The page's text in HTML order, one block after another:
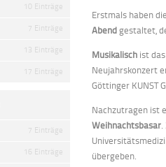
Erstmals haben
Abendgestaltet,
Musikalisch ist
Neujahrskonzert
Göttinger KUNST
Nachzutragen ist
Weihnachtsbasar
übergeben.
10 Einträge
7 Einträge
13 Einträge
17 Einträge
7 Einträge
16 Einträge